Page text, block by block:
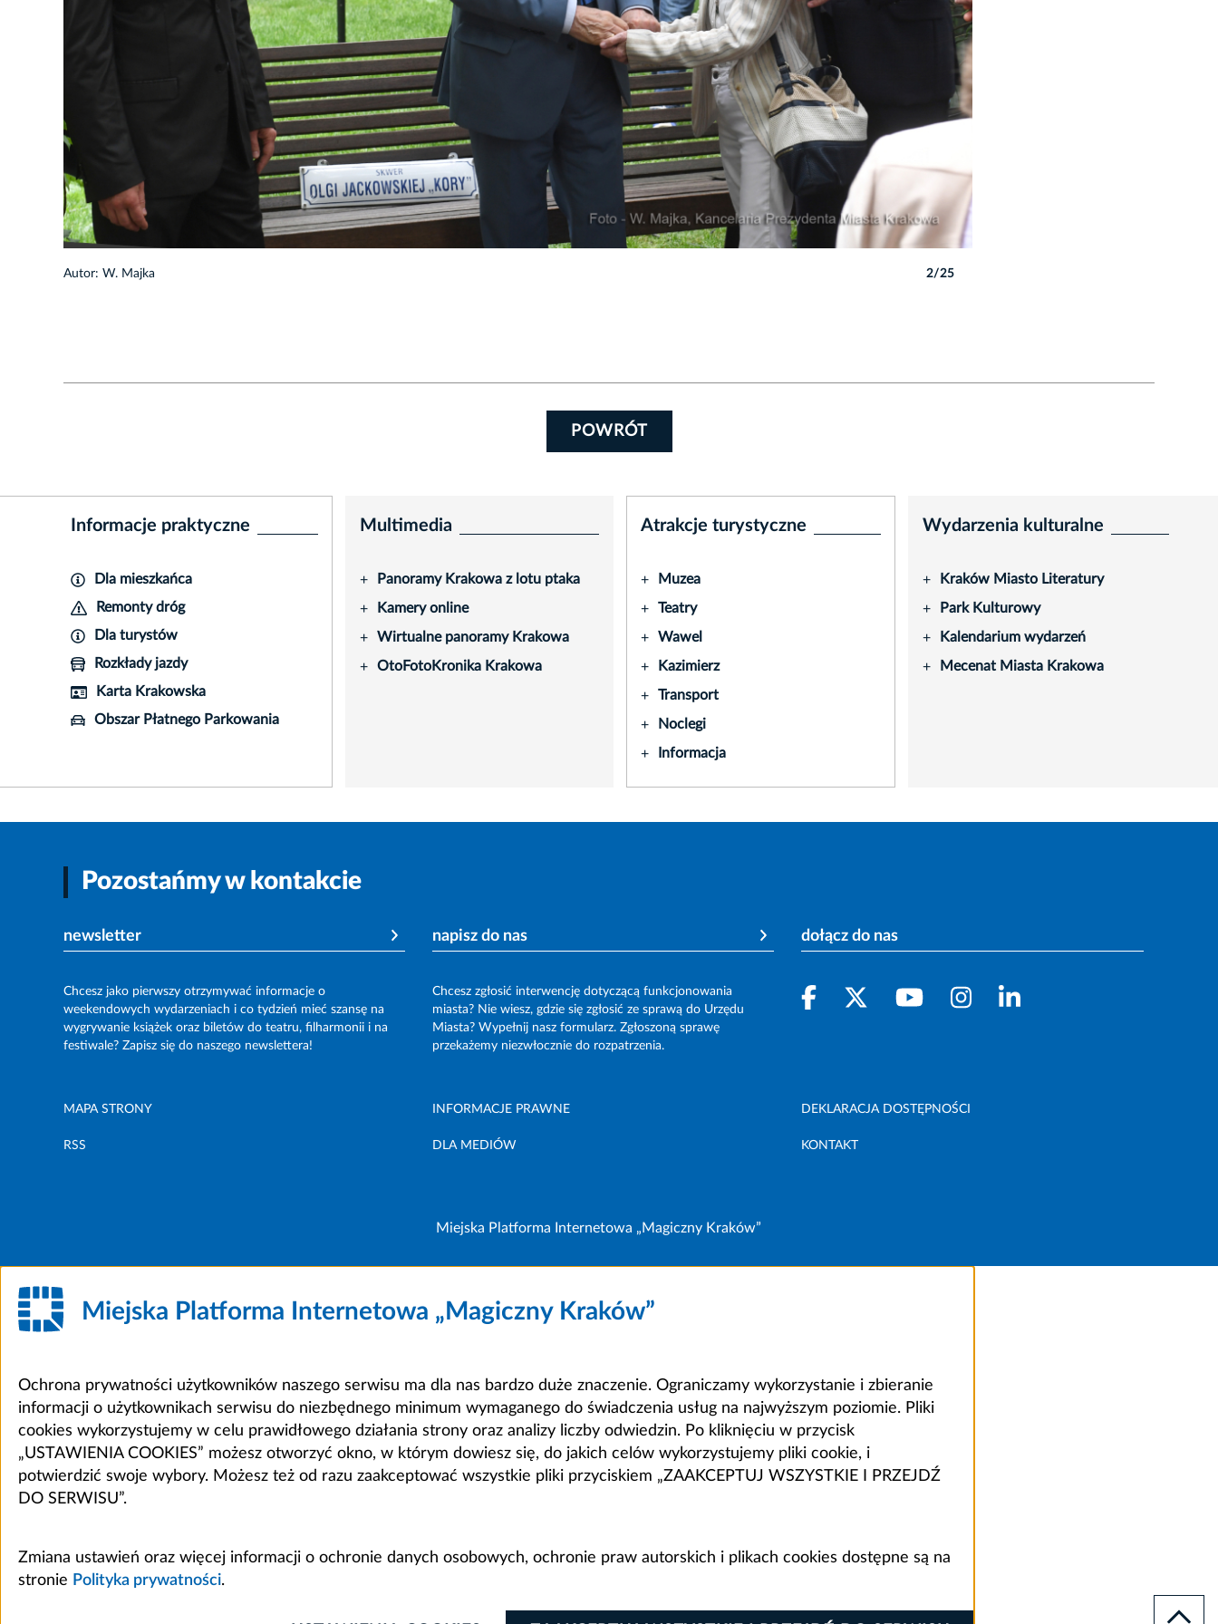
Autor: W. Majka 2/25
POWRÓT
Informacje praktyczne
Dla mieszkańca
Remonty dróg
Dla turystów
Rozkłady jazdy
Karta Krakowska
Obszar Płatnego Parkowania
Multimedia
+ Panoramy Krakowa z lotu ptaka
+ Kamery online
+ Wirtualne panoramy Krakowa
+ OtoFotoKronika Krakowa
Atrakcje turystyczne
+ Muzea
+ Teatry
+ Wawel
+ Kazimierz
+ Transport
+ Noclegi
+ Informacja
Wydarzenia kulturalne
+ Kraków Miasto Literatury
+ Park Kulturowy
+ Kalendarium wydarzeń
+ Mecenat Miasta Krakowa
Pozostańmy w kontakcie
newsletter
Chcesz jako pierwszy otrzymywać informacje o
weekendowych wydarzeniach i co tydzień mieć szansę na
wygrywanie książek oraz biletów do teatru, filharmonii i na
festiwale? Zapisz się do naszego newslettera!
napisz do nas
Chcesz zgłosić interwencję dotyczącą funkcjonowania
miasta? Nie wiesz, gdzie się zgłosić ze sprawą do Urzędu
Miasta? Wypełnij nasz formularz. Zgłoszoną sprawę
przekażemy niezwłocznie do rozpatrzenia.
dołącz do nas
MAPA STRONY INFORMACJE PRAWNE DEKLARACJA DOSTĘPNOŚCI
RSS DLA MEDIÓW KONTAKT
Miejska Platforma Internetowa „Magiczny Kraków”
Miejska Platforma Internetowa „Magiczny Kraków”
Ochrona prywatności użytkowników naszego serwisu ma dla nas bardzo duże znaczenie. Ograniczamy wykorzystanie i zbieranie
informacji o użytkownikach serwisu do niezbędnego minimum wymaganego do świadczenia usług na najwyższym poziomie. Pliki
cookies wykorzystujemy w celu prawidłowego działania strony oraz analizy liczby odwiedzin. Po kliknięciu w przycisk
„USTAWIENIA COOKIES” możesz otworzyć okno, w którym dowiesz się, do jakich celów wykorzystujemy pliki cookie, i
potwierdzić swoje wybory. Możesz też od razu zaakceptować wszystkie pliki przyciskiem „ZAAKCEPTUJ WSZYSTKIE I PRZEJDŹ
DO SERWISU”.
Zmiana ustawień oraz więcej informacji o ochronie danych osobowych, ochronie praw autorskich i plikach cookies dostępne są na
stronie Polityka prywatności.